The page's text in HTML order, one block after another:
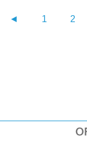
◄ 1 2